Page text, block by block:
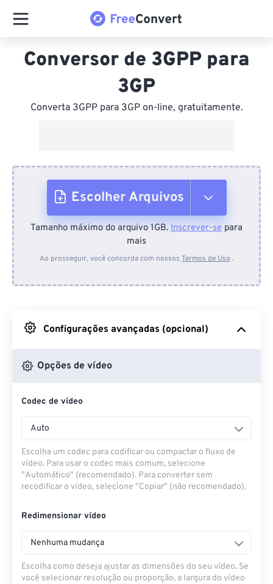
Conversor de 3GPP para
3GP
Converta 3GPP para 3GP on-line, gratuitamente.
Escolher Arquivos
Do dispositivo
Do Google Drive
Do OneDrive
Tamanho máximo do arquivo 1GB. Inscrever-se para
mais
Ao prosseguir, você concorda com nossos Termos de Uso .
Configurações avançadas (opcional)
Opções de vídeo
Codec de vídeo
Auto
Escolha um codec para codificar ou compactar o fluxo de
vídeo. Para usar o codec mais comum, selecione
"Automático" (recomendado). Para converter sem
recodificar o vídeo, selecione "Copiar" (não recomendado).
Redimensionar vídeo
Nenhuma mudança
Escolha como deseja ajustar as dimensões do seu vídeo. Se
você selecionar resolução ou proporção, a largura do vídeo